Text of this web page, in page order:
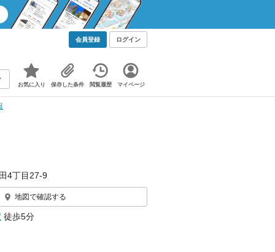
会員登録 ログイン
お気に入り 保存した条件 閲覧履歴 マイページ
4丁目27-9
地図で確認する
徒歩5分